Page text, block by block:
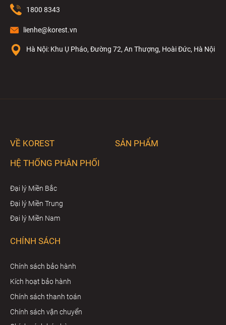
1800 8343
lienhe@korest.vn
Hà Nội: Khu Ụ Pháo, Đường 72, An Thượng, Hoài Đức, Hà Nội
VỀ KOREST
SẢN PHẨM
HỆ THỐNG PHÂN PHỐI
Đại lý Miền Bắc
Đại lý Miền Trung
Đại lý Miền Nam
CHÍNH SÁCH
Chính sách bảo hành
Kích hoạt bảo hành
Chính sách thanh toán
Chính sách vận chuyển